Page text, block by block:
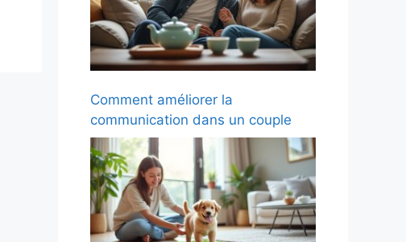
Comment améliorer la
communication dans un couple